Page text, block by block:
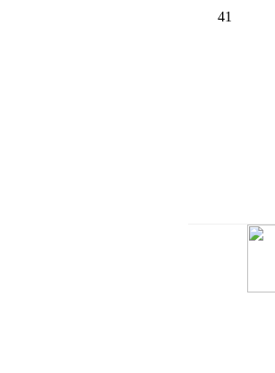
41